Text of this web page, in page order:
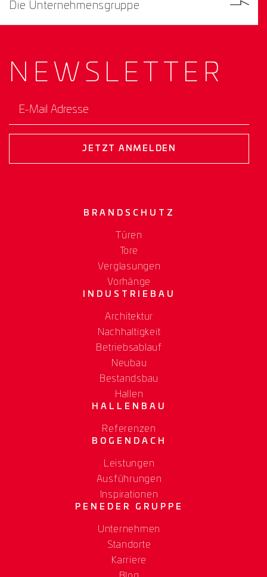
Die Unternehmensgruppe
NEWS­ LETTER
E-Mail Adresse
JETZT ANMELDEN
BRANDSCHUTZ
Türen
Tore
Verglasungen
Vorhänge
INDUSTRIEBAU
Architektur
Nachhaltigkeit
Betriebsablauf
Neubau
Bestandsbau
Hallen
HALLENBAU
Referenzen
BOGENDACH
Leistungen
Ausführungen
Inspirationen
PENEDER GRUPPE
Unternehmen
Standorte
Karriere